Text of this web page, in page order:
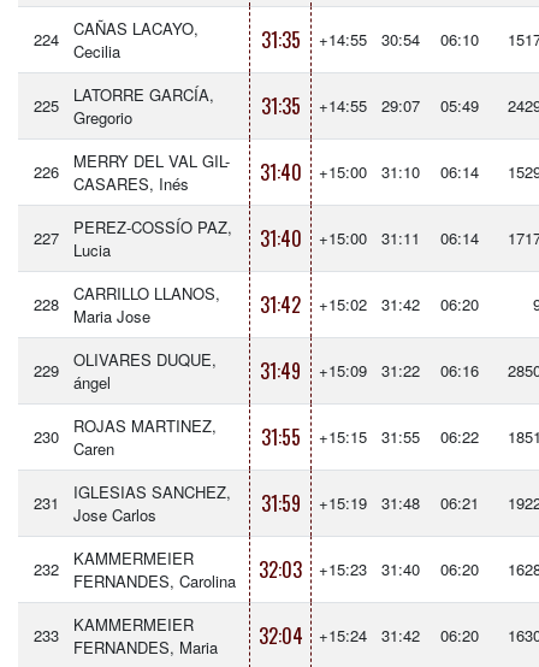
224
CAÑAS LACAYO,
Cecilia
31:35 +14:55 30:54 06:10
225
LATORRE GARCÍA,
Gregorio
31:35 +14:55 29:07 05:49
226
MERRY DEL VAL GIL-
CASARES, Inés
31:40 +15:00 31:10 06:14
227
PEREZ-COSSÍO PAZ,
Lucia
31:40 +15:00 31:11 06:14
228
CARRILLO LLANOS,
Maria Jose
31:42 +15:02 31:42 06:20
229
OLIVARES DUQUE,
ángel
31:49 +15:09 31:22 06:16
230
ROJAS MARTINEZ,
Caren
31:55 +15:15 31:55 06:22
231
IGLESIAS SANCHEZ,
Jose Carlos
31:59 +15:19 31:48 06:21
232
KAMMERMEIER
FERNANDES, Carolina
32:03 +15:23 31:40 06:20
233
KAMMERMEIER
FERNANDES, Maria
32:04 +15:24 31:42 06:20